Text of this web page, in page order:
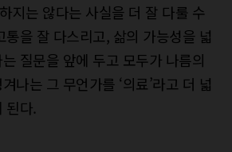
지는 않다는 사실을 더 잘 다룰 수
통을 잘 다스리고, 삶의 가능성을 넓
질문을 앞에 두고 모두가 나름의
나는 그 무언가를 ‘의료’라고 더 넓
된다.